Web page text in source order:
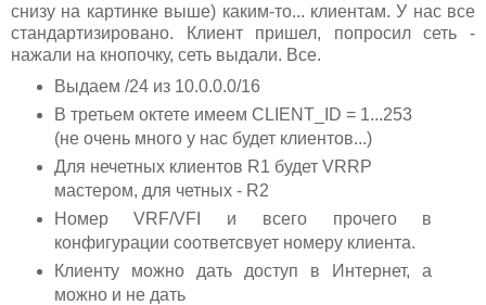
снизу на картинке выше) каким-то... клиентам. У нас все
стандартизировано. Клиент пришел, попросил сеть -
нажали на кнопочку, сеть выдали. Все.
Выдаем /24 из 10.0.0.0/16
В третьем октете имеем CLIENT_ID = 1...253
(не очень много у нас будет клиентов...)
Для нечетных клиентов R1 будет VRRP
мастером, для четных - R2
Номер VRF/VFI и всего прочего в
конфигурации соответсвует номеру клиента.
Клиенту можно дать доступ в Интернет, а
можно и не дать